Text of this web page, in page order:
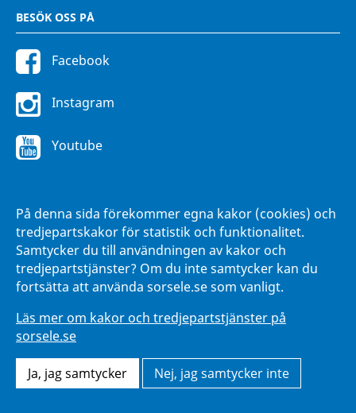
På denna sida förekommer egna kakor (cookies) och
tredjepartskakor för statistik och funktionalitet.
Samtycker du till användningen av kakor och
tredjepartstjänster? Om du inte samtycker kan du
fortsätta att använda sorsele.se som vanligt.
Läs mer om kakor och tredjepartstjänster på
sorsele.se
Ja, jag samtycker Nej, jag samtycker inte
BESÖK OSS PÅ
Facebook
Instagram
Youtube
Intranätet Hänna